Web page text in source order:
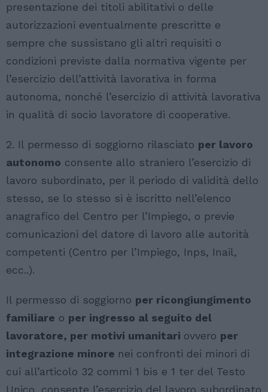
presentazione dei titoli abilitativi o delle
autorizzazioni eventualmente prescritte e
sempre che sussistano gli altri requisiti o
condizioni previste dalla normativa vigente per
l’esercizio dell’attività lavorativa in forma
autonoma, nonché l’esercizio di attività lavorativa
in qualità di socio lavoratore di cooperative.
2. Il permesso di soggiorno rilasciato per lavoro
autonomo consente allo straniero l’esercizio di
lavoro subordinato, per il periodo di validità dello
stesso, se lo stesso si è iscritto nell’elenco
anagrafico del Centro per l’Impiego, o previe
comunicazioni del datore di lavoro alle autorità
competenti (Centro per l’Impiego, Inps, Inail,
ecc..).
Il permesso di soggiorno per ricongiungimento
familiare o per ingresso al seguito del
lavoratore, per motivi umanitari ovvero per
integrazione minore nei confronti dei minori di
cui all’articolo 32 commi 1 bis e 1 ter del Testo